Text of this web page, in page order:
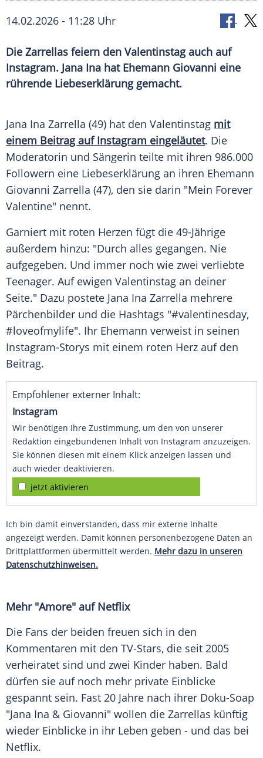
14.02.2026 - 11:28 Uhr
Die Zarrellas feiern den Valentinstag auch auf
Instagram. Jana Ina hat Ehemann Giovanni eine
rührende Liebeserklärung gemacht.
Jana Ina Zarrella (49) hat den Valentinstag mit
einem Beitrag auf Instagram eingeläutet. Die
Moderatorin und Sängerin teilte mit ihren 986.000
Followern eine Liebeserklärung an ihren Ehemann
Giovanni Zarrella (47), den sie darin "Mein Forever
Valentine" nennt.
Garniert mit roten Herzen fügt die 49-Jährige
außerdem hinzu: "Durch alles gegangen. Nie
aufgegeben. Und immer noch wie zwei verliebte
Teenager. Auf ewigen Valentinstag an deiner
Seite." Dazu postete Jana Ina Zarrella mehrere
Pärchenbilder und die Hashtags "#valentinesday,
#loveofmylife". Ihr Ehemann verweist in seinen
Instagram-Storys mit einem roten Herz auf den
Beitrag.
Empfohlener externer Inhalt:
Instagram
Wir benötigen Ihre Zustimmung, um den von unserer
Redaktion eingebundenen Inhalt von Instagram anzuzeigen.
Sie können diesen mit einem Klick anzeigen lassen und
auch wieder deaktivieren.
jetzt aktivieren
Ich bin damit einverstanden, dass mir externe Inhalte
angezeigt werden. Damit können personenbezogene Daten an
Drittplattformen übermittelt werden. Mehr dazu in unseren
Datenschutzhinweisen.
Mehr "Amore" auf Netflix
Die Fans der beiden freuen sich in den
Kommentaren mit den TV-Stars, die seit 2005
verheiratet sind und zwei Kinder haben. Bald
dürfen sie auf noch mehr private Einblicke
gespannt sein. Fast 20 Jahre nach ihrer Doku-Soap
"Jana Ina & Giovanni" wollen die Zarrellas künftig
wieder Einblicke in ihr Leben geben - und das bei
Netflix.